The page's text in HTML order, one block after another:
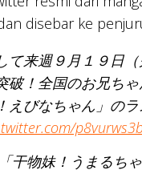
disebar ke
て来週９月１９日
破！全国のお兄ち
えびなちゃん」の
干物妹！うまるち